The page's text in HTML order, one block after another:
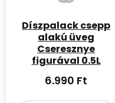
Díszpalack csepp
alakú üveg
Cseresznye
figurával 0.5L
6.990 Ft